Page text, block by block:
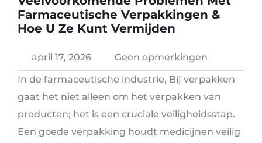
Farmaceutische Verpakkingen &
Hoe U Ze Kunt Vermijden
april 17, 2026
Geen opmerkingen
In de farmaceutische industrie, Bij verpakken
gaat het niet alleen om het verpakken van
producten; het is een cruciale veiligheidsstap.
Een goede verpakking houdt medicijnen veilig